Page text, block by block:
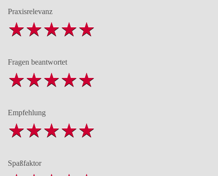
Praxisrelevanz
Fragen beantwortet
Empfehlung
Spaßfaktor